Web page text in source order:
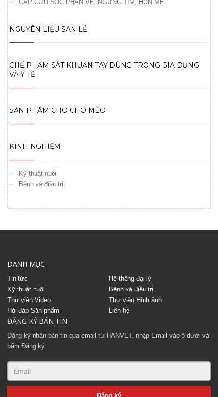
CẤP CỨU SỐC PHẢN VỆ, NGƯNG TIM, HÔN MÊ
NGUYÊN LIỆU SAN LẺ
CHẾ PHẨM SÁT KHUẨN TAY DÙNG TRONG GIA DỤNG
VÀ Y TẾ
SẢN PHẨM CHO CHÓ MÈO
KINH NGHIỆM
Kỹ thuật nuôi
Bệnh và điều trị
DANH MỤC
Tin tức
Hệ thống đại lý
Kỹ thuật nuôi
Bệnh và điều trị
Thư viện Video
Thư viện Hình ảnh
Hỏi đáp Sản phẩm
Liên hệ
ĐĂNG KÝ BẢN TIN
Đăng ký nhận bản tin qua email từ HANVET. nhập Email vào ô dưới và
bấm Đăng ký